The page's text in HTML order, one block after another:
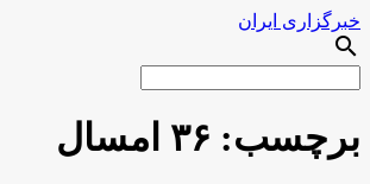
خبرگزاری ایران
search
برچسب: ۳۶ امسال